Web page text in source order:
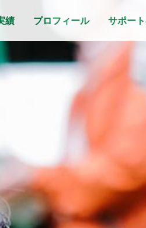
績 プロフィール サポー